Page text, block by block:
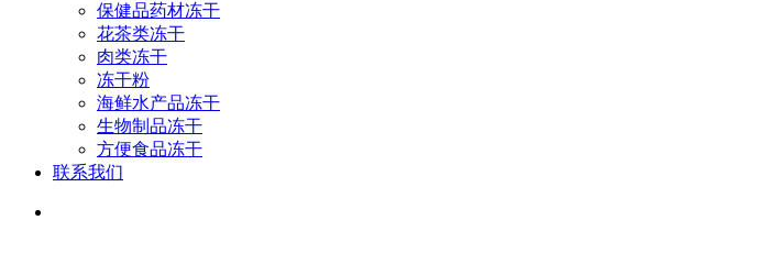
保健品药材冻干
花茶类冻干
肉类冻干
冻干粉
海鲜水产品冻干
生物制品冻干
方便食品冻干
联系我们